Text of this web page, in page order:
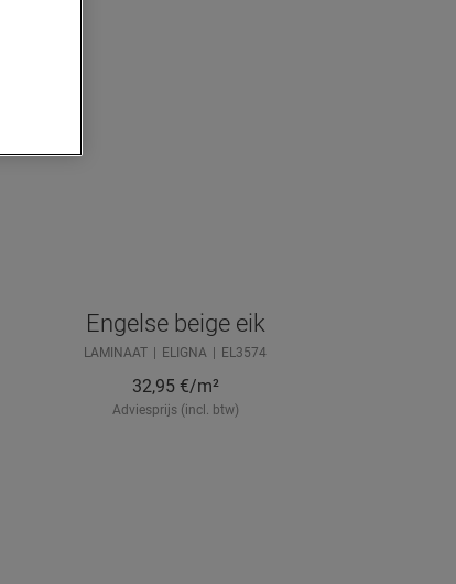
Engelse beige eik
LAMINAAT ELIGNA EL3574
32,95 €/m²
Adviesprijs (incl. btw)